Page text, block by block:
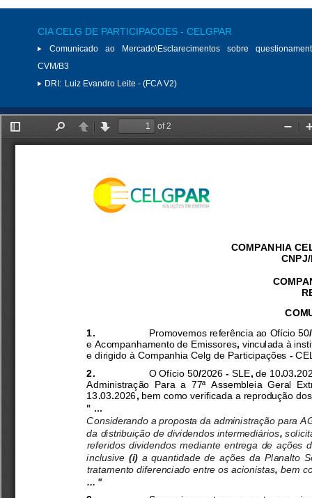
CIA CELG DE PARTICIPACOES - CELGPAR
Comunicado ao Mercado\Esclarecimentos sobre
CVM/B3
DRI: Luiz Evandro Leite - (FCA V2)